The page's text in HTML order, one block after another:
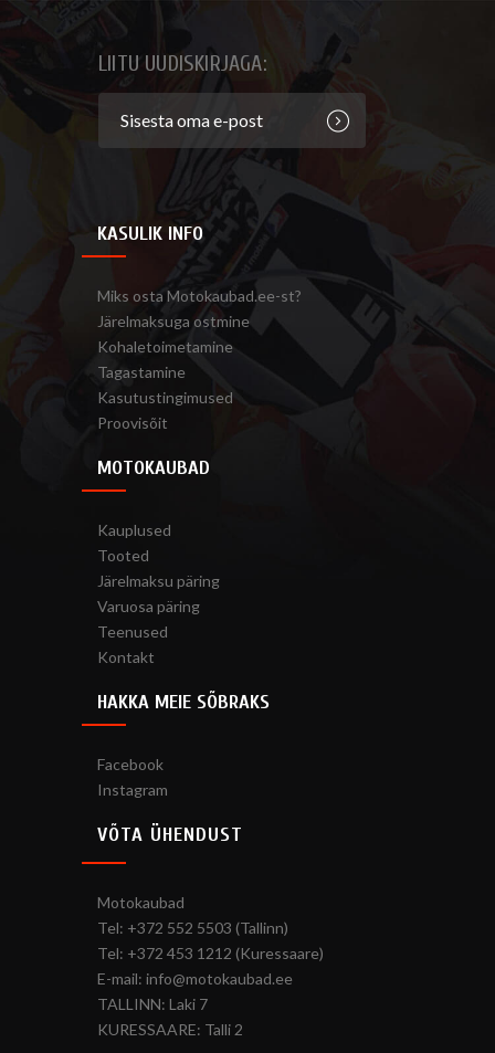
LIITU UUDISKIRJAGA:
KASULIK INFO
Miks osta Motokaubad.ee-st?
Järelmaksuga ostmine
Kohaletoimetamine
Tagastamine
Kasutustingimused
Proovisõit
MOTOKAUBAD
Kauplused
Tooted
Järelmaksu päring
Varuosa päring
Teenused
Kontakt
HAKKA MEIE SÕBRAKS
Facebook
Instagram
VÕTA ÜHENDUST
Motokaubad
Tel: +372 552 5503 (Tallinn)
Tel: +372 453 1212 (Kuressaare)
E-mail: info@motokaubad.ee
TALLINN: Laki 7
KURESSAARE: Talli 2